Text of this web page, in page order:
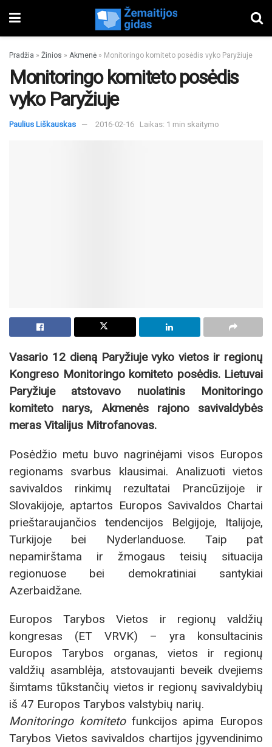
Pradžia » Žinios » Akmenė » Monitoringo komiteto posėdis vyko Paryžiuje
Monitoringo komiteto posėdis
vyko Paryžiuje
Paulius Liškauskas 2016-02-16 Laikas: 1 min skaitymo
Vasario 12 dieną Paryžiuje vyko vietos ir regionų
Kongreso Monitoringo komiteto posėdis. Lietuvai
Paryžiuje atstovavo nuolatinis Monitoringo
komiteto narys, Akmenės rajono savivaldybės
meras Vitalijus Mitrofanovas.
Posėdžio metu buvo nagrinėjami visos Europos
regionams svarbus klausimai. Analizuoti vietos
savivaldos rinkimų rezultatai Prancūzijoje ir
Slovakijoje, aptartos Europos Savivaldos Chartai
prieštaraujančios tendencijos Belgijoje, Italijoje,
Turkijoje bei Nyderlanduose. Taip pat
nepamirštama ir žmogaus teisių situacija
regionuose bei demokratiniai santykiai
Azerbaidžane.
Europos Tarybos Vietos ir regionų valdžių
kongresas (ET VRVK) – yra konsultacinis
Europos Tarybos organas, vietos ir regionų
valdžių asamblėja, atstovaujanti beveik dvejiems
šimtams tūkstančių vietos ir regionų savivaldybių
iš 47 Europos Tarybos valstybių narių.
Monitoringo komitetofunkcijos apima Europos
Tarybos Vietos savivaldos chartijos įgyvendinimo